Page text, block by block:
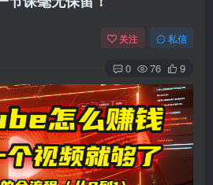
关注 私信
0 76 9